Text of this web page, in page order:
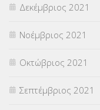
Δεκέμβριος 2021
Νοέμβριος 2021
Οκτώβριος 2021
Σεπτέμβριος 2021